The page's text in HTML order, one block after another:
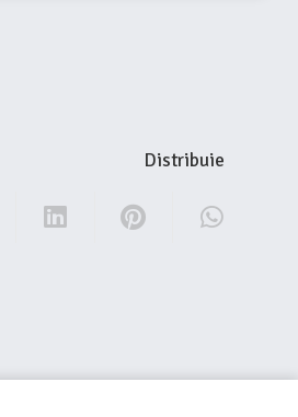
Distribuie